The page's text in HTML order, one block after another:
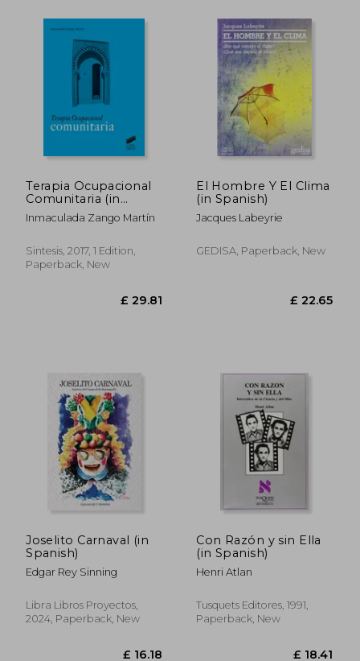
Terapia Ocupacional
Comunitaria (in
Spanish)
Inmaculada Zango Martín
Sintesis, 2017, 1 Edition,
Paperback, New
El Hombre Y El Clima
(in Spanish)
Jacques Labeyrie
GEDISA, Paperback, New
Joselito Carnaval (in
Spanish)
Edgar Rey Sinning
Libra Libros Proyectos,
2024, Paperback, New
Con Razón y sin Ella
(in Spanish)
Henri Atlan
Tusquets Editores, 1991,
Paperback, New